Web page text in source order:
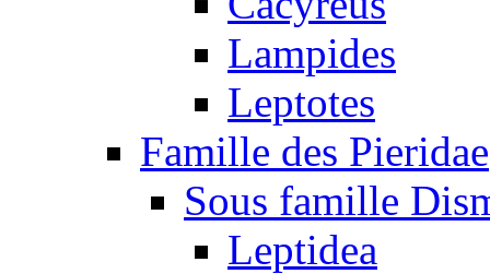
Lampides
Leptotes
Famille des Pieridae
Sous famille
Leptidea